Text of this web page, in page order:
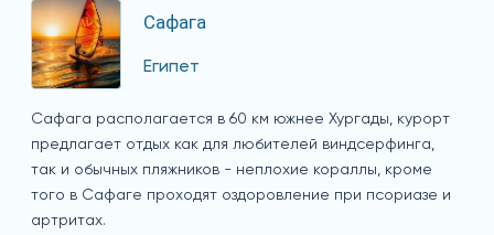
Сафага
Египет
Сафага располагается в 60 км южнее Хургады, курорт
предлагает отдых как для любителей виндсерфинга,
так и обычных пляжников - неплохие кораллы, кроме
того в Сафаге проходят оздоровление при псориазе и
артритах.